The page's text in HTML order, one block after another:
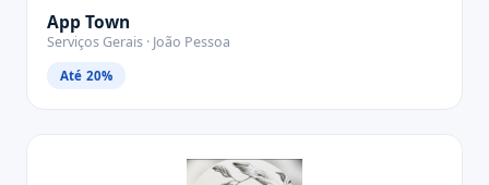
App Town
Serviços Gerais · João Pessoa
Até 20%